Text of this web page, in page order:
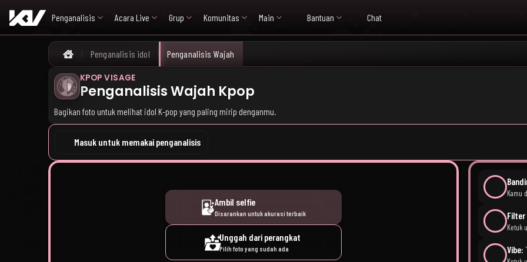
Penganalisis Acara Live Grup Komunitas Main Bantuan Chat
Home
Penganalisis idol Penganalisis Wajah
KPOP VISAGE
Penganalisis Wajah Kpop
Bagikan foto untuk melihat idol K-pop yang paling mirip denganmu.
Masuk untuk memakai penganalisis
Ambil selfie
Disarankan untuk akurasi terbaik
Unggah dari perangkat
Pilih foto yang sudah ada
Kamu
Filter
Ketuk
Vibe: